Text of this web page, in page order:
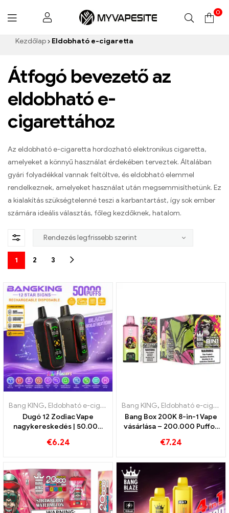
Myvapesite.de
0
Kezdőlap Eldobható e-cigaretta
Átfogó bevezető az
eldobható e-
cigarettához
Az eldobható e-cigaretta hordozható elektronikus cigaretta,
amelyeket a könnyű használat érdekében terveztek. Általában
gyári folyadékkal vannak feltöltve, és eldobható elemmel
rendelkeznek, amelyeket használat után megsemmisíthetünk. Ez
a kialakítás szükségtelenné teszi a karbantartást, így sok ember
számára ideális választás, főleg kezdőknek, hatalom.
1 2 3
Bang KING, Eldobható e-cigaretta ,Eldobható e-cigaretta Belgium
Dugó 12 Zodiac Vape
nagykereskedés | 50.000
€6.24
Bang KING, Eldobható e-cigaretta
Bang Box 200K 8-in-1 Vape
vásárlása – 200.000 Puffok
€7.24